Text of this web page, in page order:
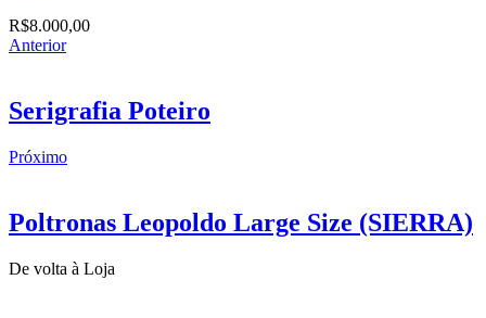
R$8.000,00
Anterior
Serigrafia Poteiro
Próximo
Poltronas Leopoldo Large Size (SIERRA)
De volta à Loja